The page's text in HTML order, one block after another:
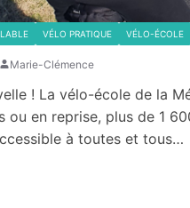
VÉLO PRATIQUE VÉLO-ÉCOLE
Marie-Clémence
! La vélo-école de la
ou en reprise, plus de 1
à toutes et tous…